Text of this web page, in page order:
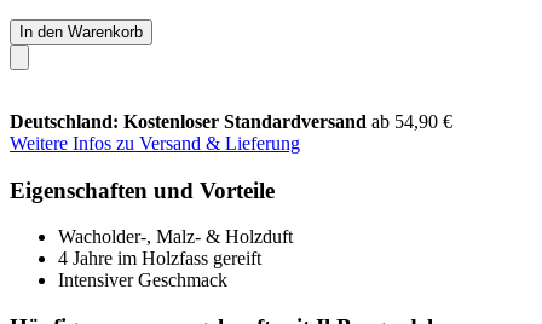
In den Warenkorb
Deutschland: Kostenloser Standardversand ab 54,90 €
Weitere Infos zu Versand & Lieferung
Eigenschaften und Vorteile
Wacholder-, Malz- & Holzduft
4 Jahre im Holzfass gereift
Intensiver Geschmack